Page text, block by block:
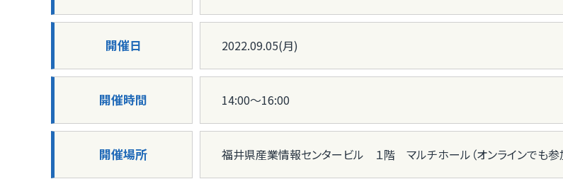
開催日 2022.09.05(月)
開催時間 14:00〜16:00
開催場所 福井県産業情報センタービル １階 マルチホール（オンラインでも参